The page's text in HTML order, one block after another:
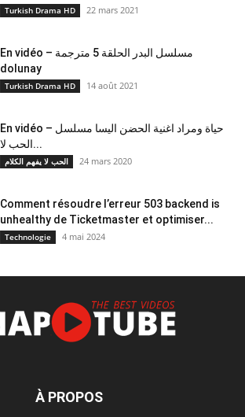
Turkish Drama HD 22 mars 2021
En vidéo – مسلسل البدر الحلقة 5 مترجمة
dolunay
Turkish Drama HD 14 août 2021
En vidéo – حياة ومراد اغنية الحضن اليسا مسلسل
الحب لا...
الحب لا يفهم الكلام 24 mars 2020
Comment résoudre l’erreur 503 backend is
unhealthy de Ticketmaster et optimiser...
Technologie 4 mai 2024
À PROPOS